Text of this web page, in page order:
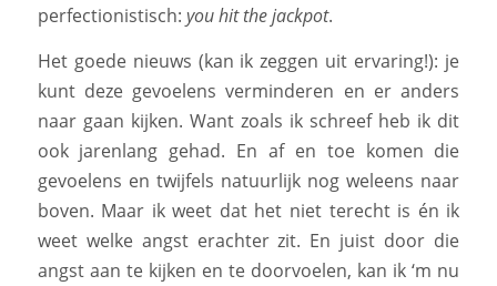
perfectionistisch: you hit the jackpot.
Het goede nieuws (kan ik zeggen uit ervaring!): je
kunt deze gevoelens verminderen en er anders
naar gaan kijken. Want zoals ik schreef heb ik dit
ook jarenlang gehad. En af en toe komen die
gevoelens en twijfels natuurlijk nog weleens naar
boven. Maar ik weet dat het niet terecht is én ik
weet welke angst erachter zit. En juist door die
angst aan te kijken en te doorvoelen, kan ik ‘m nu